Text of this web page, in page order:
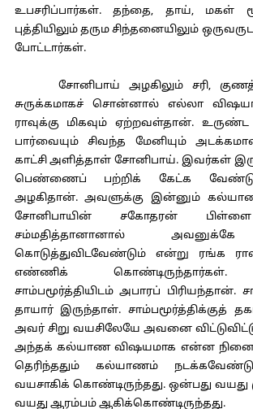
உபசரிப்பார்கள். தந்தை, தாய், மகள்
புத்தியிலும் தரும சிந்தனையிலும்
போட்டார்கள்.
சோனிபாய் அழகிலும் சரி,
சுருக்கமாகச் சொன்னால் எல்லா
ராவுக்கு மிகவும் ஏற்றவள்தான்.
பார்வையும் சிவந்த மேனியும்
காட்சி அளித்தாள் சோனிபாய். இவர்கள்
பெண்ணைப் பற்றிக் கேட்க
அழகிதான். அவளுக்கு இன்னும்
சோனிபாயின் சகோதரன் பிள்ளை
சம்மதித்தானானால்
கொடுத்துவிடவேண்டும் என்று ரங்க
எண்ணிக் கொண்டிருந்தார்கள்.
சாம்பமூர்த்தியிடம் அபாரப் பிரியந்தான்.
தாயார் இருந்தாள். சாம்பமூர்த்திக்குத்
அவர் சிறு வயசிலேயே அவனை
அந்தக் கல்யாண விஷயமாக என்ன
தெரிந்ததும் கல்யாணம்
வயசாகிக் கொண்டிருந்தது. ஒன்பது வயது
வயது ஆரம்பம் ஆகிக்கொண்டிருந்தது.